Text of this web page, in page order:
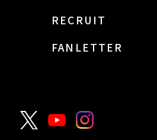
RECRUIT
FANLETTER